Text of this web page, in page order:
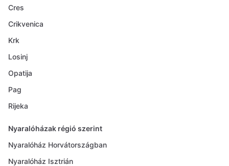
Cres
Crikvenica
Krk
Losinj
Opatija
Pag
Rijeka
Nyaralóházak régió szerint
Nyaralóház Horvátországban
Nyaralóház Isztrián